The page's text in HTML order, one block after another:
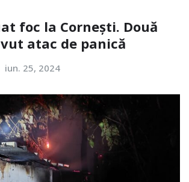
foc la Cornești. Două
atac de panică
iun. 25, 2024